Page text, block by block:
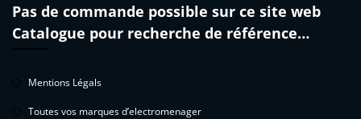
Pas de commande possible sur ce site web
Catalogue pour recherche de référence…
Mentions Légals
Toutes vos marques d’electromenager